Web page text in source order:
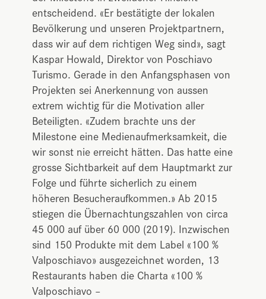
entscheidend. «Er bestätigte der lokalen
Bevölkerung und unseren Projektpartnern,
dass wir auf dem richtigen Weg sind», sagt
Kaspar Howald, Direktor von Poschiavo
Turismo. Gerade in den Anfangsphasen von
Projekten sei Anerkennung von aussen
extrem wichtig für die Motivation aller
Beteiligten. «Zudem brachte uns der
Milestone eine Medienaufmerksamkeit, die
wir sonst nie erreicht hätten. Das hatte eine
grosse Sichtbarkeit auf dem Hauptmarkt zur
Folge und führte sicherlich zu einem
höheren Besucheraufkommen.» Ab 2015
stiegen die Übernachtungszahlen von circa
45 000 auf über 60 000 (2019). Inzwischen
sind 150 Produkte mit dem Label «100 %
Valposchiavo» ausgezeichnet worden, 13
Restaurants haben die Charta «100 %
Valposchiavo –